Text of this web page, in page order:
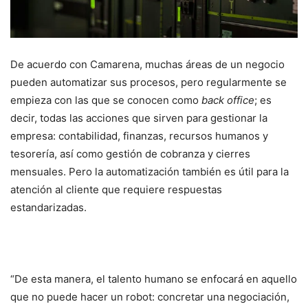
De acuerdo con Camarena, muchas áreas de un negocio
pueden automatizar sus procesos, pero regularmente se
empieza con las que se conocen como back office; es
decir, todas las acciones que sirven para gestionar la
empresa: contabilidad, finanzas, recursos humanos y
tesorería, así como gestión de cobranza y cierres
mensuales. Pero la automatización también es útil para la
atención al cliente que requiere respuestas
estandarizadas.
“De esta manera, el talento humano se enfocará en aquello
que no puede hacer un robot: concretar una negociación,